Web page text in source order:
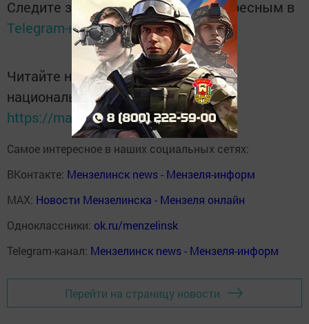
Следите за самым важным и интересным в
Telegram-каналеТатмедиа
Читайте новости Татарстана в
национальном мессенджере MАХ:
https://max.ru/tatmedia
Самое интересное в наших социальных сетях:
ВКонтакте: Мензелинск news - Мензеля-информ
MAX: Новости Мензелинска - Мензеля онлайн
Одноклассники: ok.ru/menzelinsk
Telegram-канал: Мензелинск news - Мензеля-информ
Перейти на страницу новости